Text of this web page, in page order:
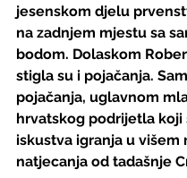
jesenskom djelu
na zadnjem mjestu sa
bodom. Dolaskom
stigla su i pojačanja.
pojačanja, uglavnom
hrvatskog podrijetla koji
iskustva igranja u višem
natjecanja od tadašnje